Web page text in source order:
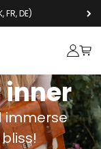
FR, DE)
アカウ
カー
inner
immerse